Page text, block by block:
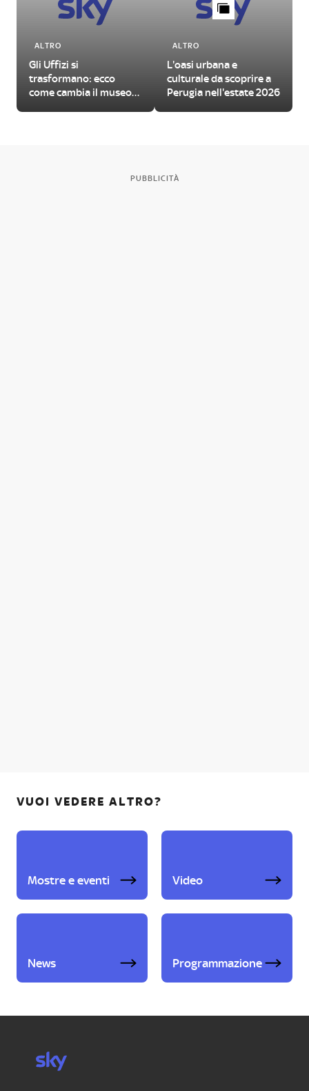
ALTRO
Gli Uffizi si
trasformano: ecco
come cambia il museo
ALTRO
L'oasi urbana e
culturale da scoprire a
Perugia nell'estate 2026
PUBBLICITÀ
VUOI VEDERE ALTRO?
Mostre e eventi Video
News Programmazione